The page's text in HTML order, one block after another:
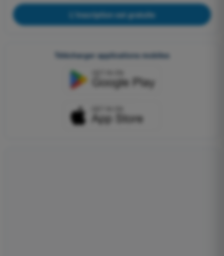
L'inscription est gratuite
Télécharger applications mobiles